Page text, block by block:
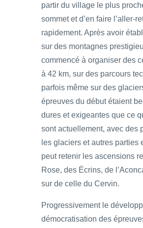
partir du village le plus
sommet et d’en faire l’aller-
rapidement. Après avoir
sur des montagnes
commencé à organiser des
à 42 km, sur des parcours
parfois même sur des
épreuves du début étaient
dures et exigeantes que ce
sont actuellement, avec des
les glaciers et autres parties
peut retenir les ascensions
Rose, des Écrins, de
sur de celle du Cervin.
Progressivement le
démocratisation des